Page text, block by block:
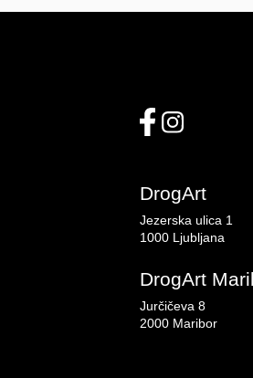
DrogArt
Jezerska ulica 1
1000 Ljubljana
DrogArt
Jurčičeva 8
2000 Maribor